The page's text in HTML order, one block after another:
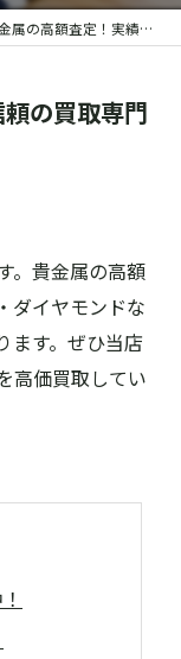
の高額査定！実績・信頼の買取専門店
の買取専門
。貴金属の高額
ダイヤモンドな
ます。ぜひ当店
高価買取してい